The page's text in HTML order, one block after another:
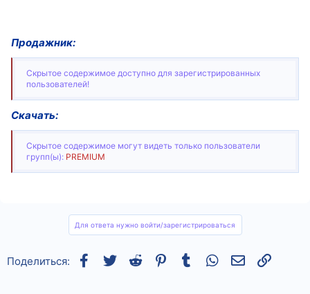
Продажник:
Скрытое содержимое доступно для зарегистрированных
пользователей!
Скачать:
Скрытое содержимое могут видеть только пользователи
групп(ы): PREMIUM
Для ответа нужно войти/зарегистрироваться
Поделиться: Facebook
TwitterReddit Pinterest
Tumblr WhatsAppСсылка